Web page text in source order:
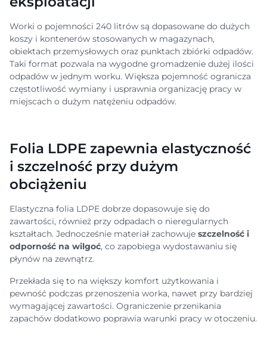
Worki o pojemności 240 litrów są dopasowane do dużych
koszy i kontenerów stosowanych w magazynach,
obiektach przemysłowych oraz punktach zbiórki odpadów.
Taki format pozwala na wygodne gromadzenie dużej ilości
odpadów w jednym worku. Większa pojemność ogranicza
częstotliwość wymiany i usprawnia organizację pracy w
miejscach o dużym natężeniu odpadów.
Folia LDPE zapewnia elastyczność
i szczelność przy dużym
obciążeniu
Elastyczna folia LDPE dobrze dopasowuje się do
zawartości, również przy odpadach o nieregularnych
kształtach. Jednocześnie materiał zachowuje szczelność i
odporność na wilgoć, co zapobiega wydostawaniu się
płynów na zewnątrz.
Przekłada się to na większy komfort użytkowania i
pewność podczas przenoszenia worka, nawet przy bardziej
wymagającej zawartości. Ograniczenie przenikania
zapachów dodatkowo poprawia warunki pracy w otoczeniu.